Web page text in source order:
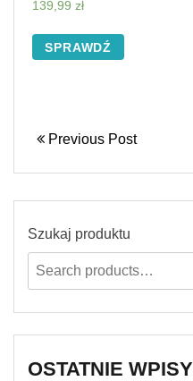
139,99 zł
SPRAWDŹ
Previous Post
Szukaj produktu
OSTATNIE WPISY